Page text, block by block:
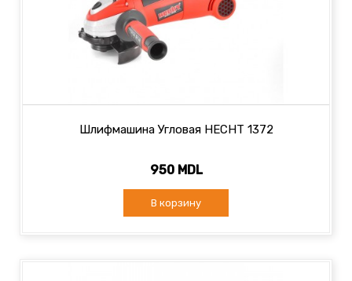
Шлифмашина Угловая HECHT 1372
950 MDL
В корзину